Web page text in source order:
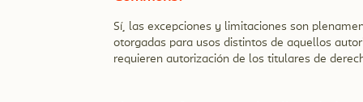
Sí, las excepciones y limitaciones son
otorgadas para usos distintos de aquellos
requieren autorización de los titulares de